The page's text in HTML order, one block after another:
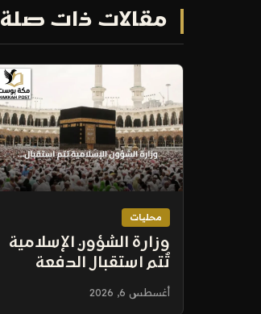
مقالات ذات صلة
محليات
وزارة الشؤون الإسلامية
تُتم استقبال الدفعة
الثانية من ضيوف خادم
الحرمين للعمرة في
أغسطس 6, 2026